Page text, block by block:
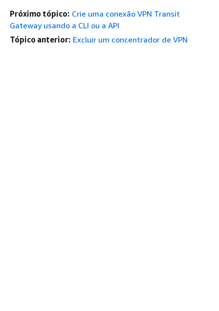
Próximo tópico: Crie uma conexão VPN Transit
Gateway usando a CLI ou a API
Tópico anterior: Excluir um concentrador de VPN